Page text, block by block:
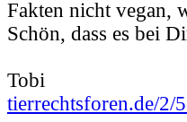
Fakten nicht vegan,
Schön, dass es bei
Tobi
tierrechtsforen.de/2/